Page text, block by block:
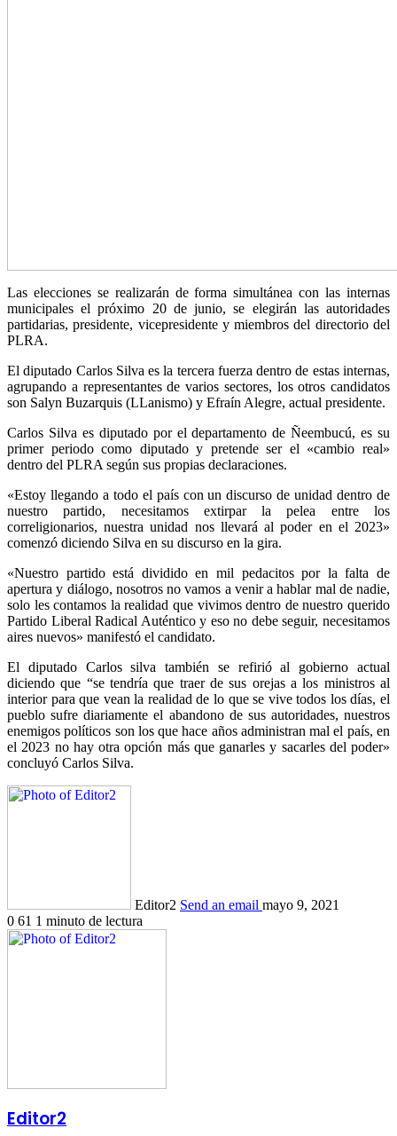
Las elecciones se realizarán de forma simultánea con las internas
municipales el próximo 20 de junio, se elegirán las autoridades
partidarias, presidente, vicepresidente y miembros del directorio del
PLRA.
El diputado Carlos Silva es la tercera fuerza dentro de estas internas,
agrupando a representantes de varios sectores, los otros candidatos
son Salyn Buzarquis (LLanismo) y Efraín Alegre, actual presidente.
Carlos Silva es diputado por el departamento de Ñeembucú, es su
primer periodo como diputado y pretende ser el «cambio real»
dentro del PLRA según sus propias declaraciones.
«Estoy llegando a todo el país con un discurso de unidad dentro de
nuestro partido, necesitamos extirpar la pelea entre los
correligionarios, nuestra unidad nos llevará al poder en el 2023»
comenzó diciendo Silva en su discurso en la gira.
«Nuestro partido está dividido en mil pedacitos por la falta de
apertura y diálogo, nosotros no vamos a venir a hablar mal de nadie,
solo les contamos la realidad que vivimos dentro de nuestro querido
Partido Liberal Radical Auténtico y eso no debe seguir, necesitamos
aires nuevos» manifestó el candidato.
El diputado Carlos silva también se refirió al gobierno actual
diciendo que “se tendría que traer de sus orejas a los ministros al
interior para que vean la realidad de lo que se vive todos los días, el
pueblo sufre diariamente el abandono de sus autoridades, nuestros
enemigos políticos son los que hace años administran mal el país, en
el 2023 no hay otra opción más que ganarles y sacarles del poder»
concluyó Carlos Silva.
Editor2 Send an email mayo 9, 2021
0 61 1 minuto de lectura
Editor2